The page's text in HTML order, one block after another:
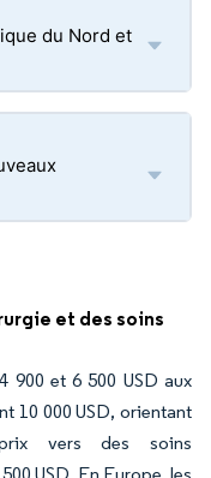
du Nord et
et des soins
900 et 6 500 USD aux
10 000 USD, orientant
vers des soins